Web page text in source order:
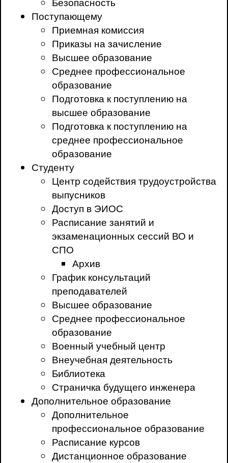
Поступающему
Приемная комиссия
Приказы на зачисление
Высшее образование
Среднее профессиональное
образование
Подготовка к поступлению на
высшее образование
Подготовка к поступлению на
среднее профессиональное
образование
Студенту
Центр содействия трудоустройства
выпусников
Доступ в ЭИОС
Расписание занятий и
экзаменационных сессий ВО и
СПО
Архив
График консультаций
преподавателей
Высшее образование
Среднее профессиональное
образование
Военный учебный центр
Внеучебная деятельность
Библиотека
Страничка будущего инженера
Дополнительное образование
Дополнительное
профессиональное образование
Расписание курсов
Дистанционное образование